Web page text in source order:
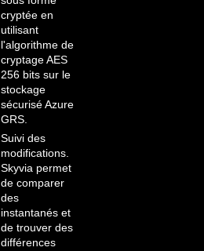
cryptée en
utilisant
l'algorithme de
cryptage AES
256 bits sur le
stockage
sécurisé Azure
GRS.
Suivi des
modifications.
Skyvia permet
de comparer
des
instantanés et
de trouver des
différences